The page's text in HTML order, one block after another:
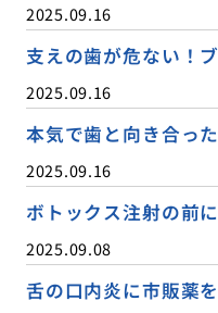
2025.09.16
支えの歯が危ない！
2025.09.16
本気で歯と向き合っ
2025.09.16
ボトックス注射の前
2025.09.08
舌の口内炎に市販薬